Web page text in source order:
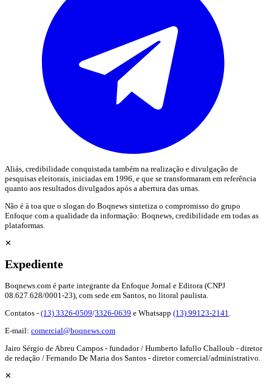
Aliás, credibilidade conquistada também na realização e divulgação de
pesquisas eleitorais, iniciadas em 1996, e que se transformaram em referência
quanto aos resultados divulgados após a abertura das urnas.
Não é à toa que o slogan do Boqnews sintetiza o compromisso do grupo
Enfoque com a qualidade da informação: Boqnews, credibilidade em todas as
plataformas.
✕
Expediente
Boqnews.com é parte integrante da Enfoque Jornal e Editora (CNPJ
08.627.628/0001-23), com sede em Santos, no litoral paulista.
Contatos - (13) 3326-0509/3326-0639 e Whatsapp (13) 99123-2141
E-mail: comercial@boqnews.com
Jairo Sérgio de Abreu Campos - fundador / Humberto Iafullo Challoub - diretor
de redação / Fernando De Maria dos Santos - diretor comercial/administrativo.
✕